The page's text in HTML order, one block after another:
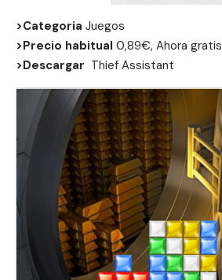
>Categoria Juegos
>Precio habitual 0,89€, Ahora gratis
>Descargar Thief Assistant